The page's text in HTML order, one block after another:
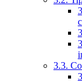
3.3.